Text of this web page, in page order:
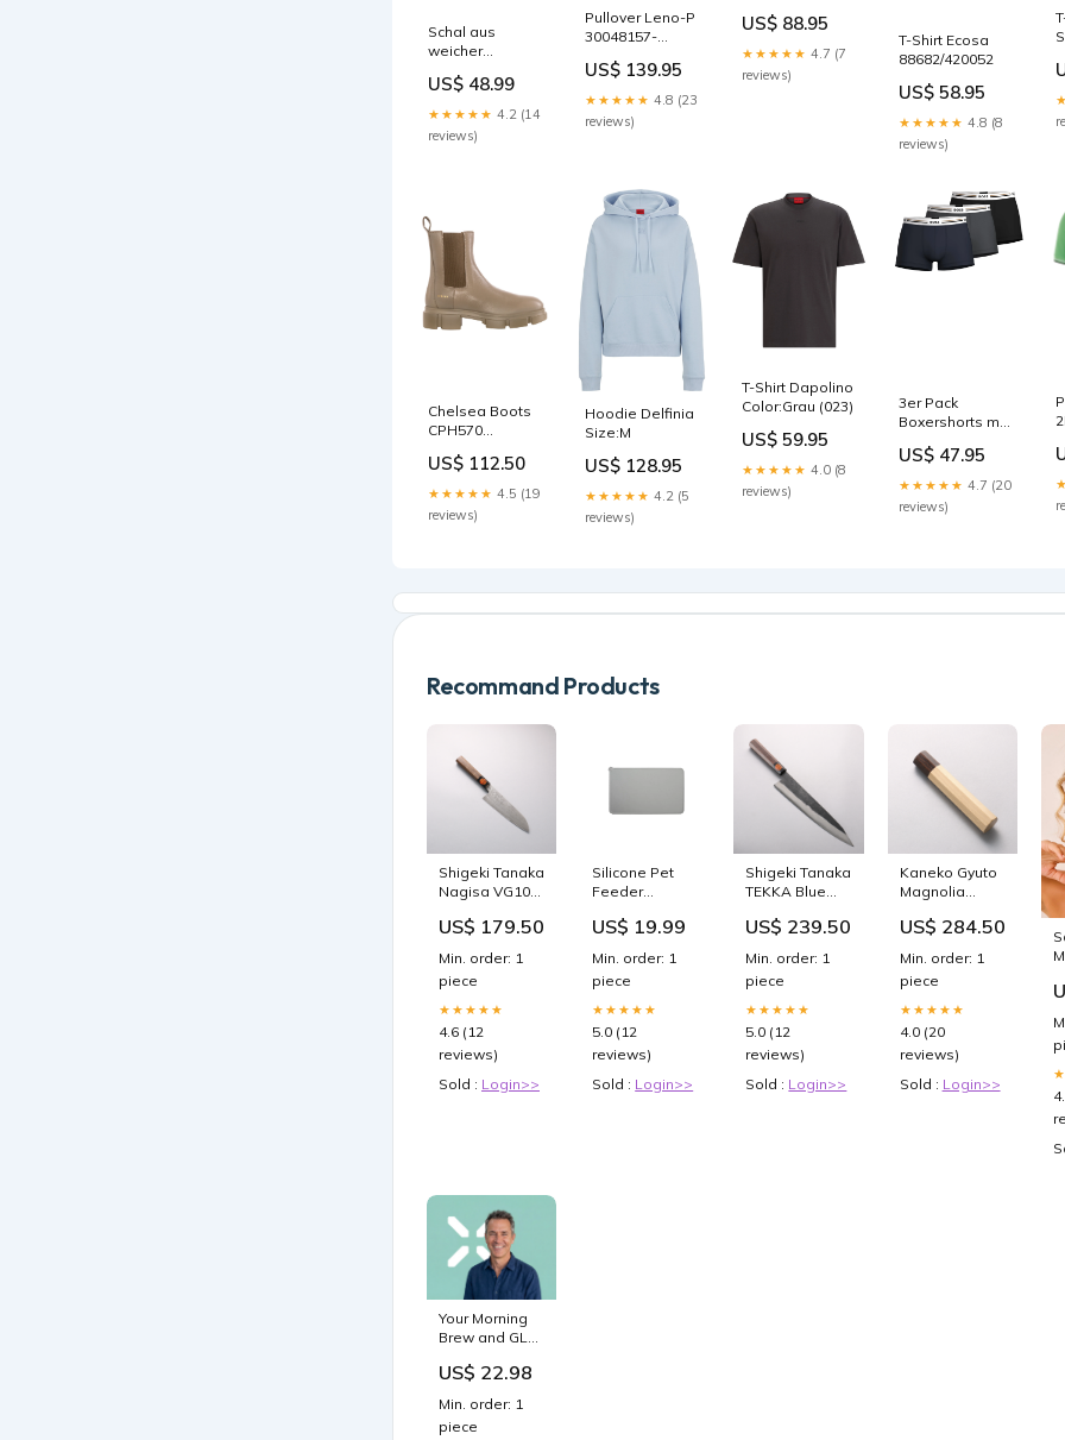
Schal aus
weicher
Color:Pink (PIN2)
US$ 48.99
★★★★★ 4.2 (14
reviews)
Pullover Leno-P
30048157-
US$ 139.95
★★★★★ 4.8 (23
reviews)
US$ 88.95
★★★★★ 4.7 (7
reviews)
T-Shirt Ecosa
88682/420052
US$ 58.95
★★★★★ 4.8 (8
reviews)
Chelsea Boots
CPH570
US$ 112.50
★★★★★ 4.5 (19
reviews)
Hoodie Delfinia
Size:M
US$ 128.95
★★★★★ 4.2 (5
reviews)
T-Shirt Dapolino
Color:Grau (023)
US$ 59.95
★★★★★ 4.0 (8
reviews)
3er Pack
Boxershorts mit
50533427
US$ 47.95
★★★★★ 4.7 (20
reviews)
Recommand Products
Shigeki Tanaka
Nagisa VG10
Santoku
165mm Walnut
Handle Plastic
pin
US$ 179.50
Min. order: 1
piece
★★★★★
4.6 (12
reviews)
Sold : Login>>
Silicone Pet
Feeder
Color:Grey
US$ 19.99
Min. order: 1
piece
★★★★★
5.0 (12
reviews)
Sold : Login>>
Shigeki Tanaka
TEKKA Blue
Kurouchi
Hammered(square)
Kiritsuke Gyuto
270mm Walnut
Handle Single
edged blade
(For LEFT hand
users)
US$ 239.50
Min. order: 1
piece
★★★★★
5.0 (12
reviews)
Sold : Login>>
Kaneko Gyuto
Magnolia
Ebony) Handle
(Pk. 10) Steel
Type_AUS8
US$ 284.50
Min. order: 1
piece
★★★★★
4.0 (20
reviews)
Sold : Login>>
Your Morning
Brew and GLP-
Drink Coffee
While Taking
Ozempic? –
PlexusDx
US$ 22.98
Min. order: 1
piece